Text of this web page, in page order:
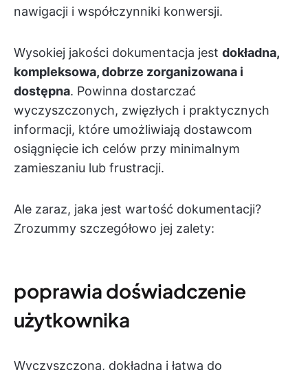
nawigacji i współczynniki konwersji.
Wysokiej jakości dokumentacja jest dokładna,
kompleksowa, dobrze zorganizowana i
dostępna. Powinna dostarczać
wyczyszczonych, zwięzłych i praktycznych
informacji, które umożliwiają dostawcom
osiągnięcie ich celów przy minimalnym
zamieszaniu lub frustracji.
Ale zaraz, jaka jest wartość dokumentacji?
Zrozummy szczegółowo jej zalety:
poprawia doświadczenie
użytkownika
Wyczyszczona, dokładna i łatwa do